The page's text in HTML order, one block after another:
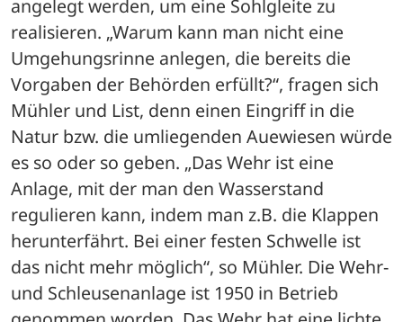
angelegt werden, um eine Sohlgleite zu
realisieren. „Warum kann man nicht eine
Umgehungsrinne anlegen, die bereits die
Vorgaben der Behörden erfüllt?“, fragen sich
Mühler und List, denn einen Eingriff in die
Natur bzw. die umliegenden Auewiesen würde
es so oder so geben. „Das Wehr ist eine
Anlage, mit der man den Wasserstand
regulieren kann, indem man z.B. die Klappen
herunterfährt. Bei einer festen Schwelle ist
das nicht mehr möglich“, so Mühler. Die Wehr-
und Schleusenanlage ist 1950 in Betrieb